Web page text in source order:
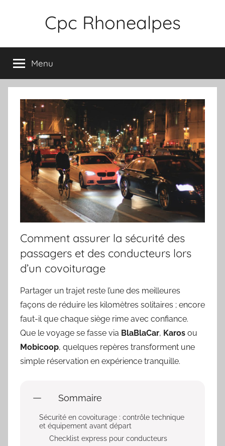
Cpc Rhonealpes
Menu
Comment assurer la sécurité des
passagers et des conducteurs lors
d’un covoiturage
Partager un trajet reste l’une des meilleures
façons de réduire les kilomètres solitaires ; encore
faut-il que chaque siège rime avec confiance.
Que le voyage se fasse via BlaBlaCar, Karos ou
Mobicoop, quelques repères transforment une
simple réservation en expérience tranquille.
Sommaire
Sécurité en covoiturage : contrôle technique
et équipement avant départ
Checklist express pour conducteurs